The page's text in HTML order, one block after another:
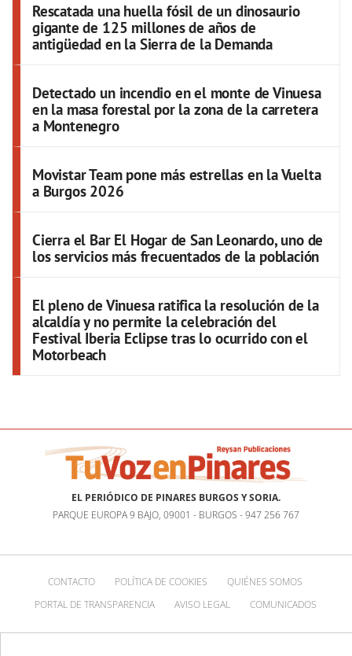
Rescatada una huella fósil de un dinosaurio
gigante de 125 millones de años de
antigüedad en la Sierra de la Demanda
Detectado un incendio en el monte de Vinuesa
en la masa forestal por la zona de la carretera
a Montenegro
Movistar Team pone más estrellas en la Vuelta
a Burgos 2026
Cierra el Bar El Hogar de San Leonardo, uno de
los servicios más frecuentados de la población
El pleno de Vinuesa ratifica la resolución de la
alcaldía y no permite la celebración del
Festival Iberia Eclipse tras lo ocurrido con el
Motorbeach
EL PERIÓDICO DE PINARES BURGOS Y SORIA.
PARQUE EUROPA 9 BAJO, 09001 - BURGOS - 947 256 767
CONTACTO POLÍTICA DE COOKIES
QUIÉNES SOMOS
PORTAL DE TRANSPARENCIA
AVISO LEGAL COMUNICADOS